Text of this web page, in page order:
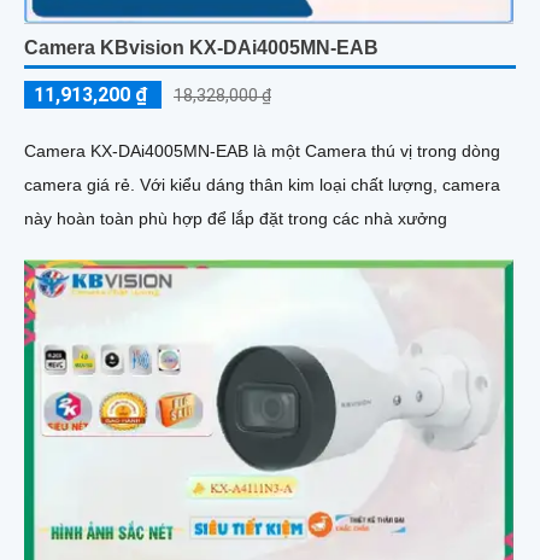
Camera KBvision KX-DAi4005MN-EAB
11,913,200 ₫ 18,328,000 ₫
Camera KX-DAi4005MN-EAB là một Camera thú vị trong dòng
camera giá rẻ. Với kiểu dáng thân kim loại chất lượng, camera
này hoàn toàn phù hợp để lắp đặt trong các nhà xưởng